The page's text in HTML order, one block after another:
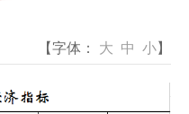
【字体： 大 中 小】